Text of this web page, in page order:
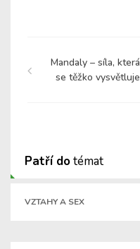
Mandaly – síla, která
se těžko vysvětluje
Patří dotémat
VZTAHY A SEX